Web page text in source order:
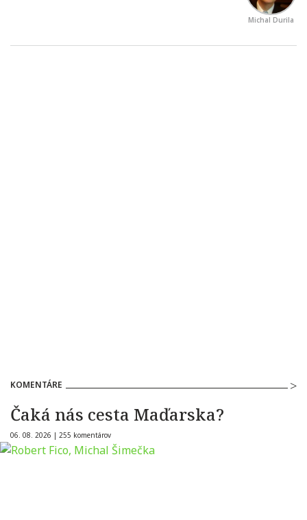
Michal Durila
KOMENTÁRE
Čaká nás cesta Maďarska?
06. 08. 2026 | 255 komentárov